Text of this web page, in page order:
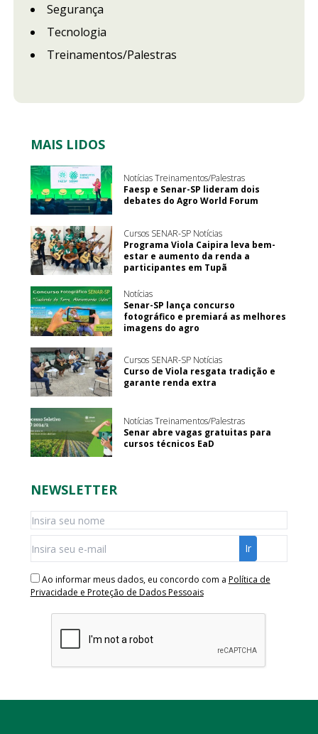
Segurança
Tecnologia
Treinamentos/Palestras
MAIS LIDOS
Notícias Treinamentos/Palestras
Faesp e Senar-SP lideram dois
debates do Agro World Forum
Cursos SENAR-SP Notícias
Programa Viola Caipira leva bem-
estar e aumento da renda a
participantes em Tupã
Notícias
Senar-SP lança concurso
fotográfico e premiará as melhores
imagens do agro
Cursos SENAR-SP Notícias
Curso de Viola resgata tradição e
garante renda extra
Notícias Treinamentos/Palestras
Senar abre vagas gratuitas para
cursos técnicos EaD
NEWSLETTER
Ao informar meus dados, eu concordo com a Política de
Privacidade e Proteção de Dados Pessoais